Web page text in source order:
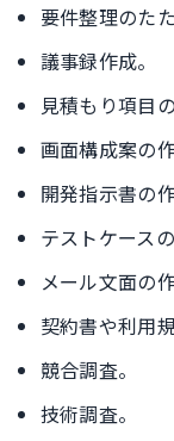
要件整理のた
議事録作成。
見積もり項目
画面構成案の作
開発指示書の作
テストケースの
メール文面の作
契約書や利用
競合調査。
技術調査。